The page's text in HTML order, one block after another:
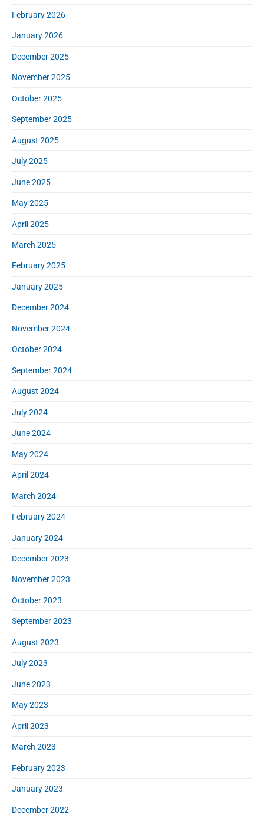
February 2026
January 2026
December 2025
November 2025
October 2025
September 2025
August 2025
July 2025
June 2025
May 2025
April 2025
March 2025
February 2025
January 2025
December 2024
November 2024
October 2024
September 2024
August 2024
July 2024
June 2024
May 2024
April 2024
March 2024
February 2024
January 2024
December 2023
November 2023
October 2023
September 2023
August 2023
July 2023
June 2023
May 2023
April 2023
March 2023
February 2023
January 2023
December 2022